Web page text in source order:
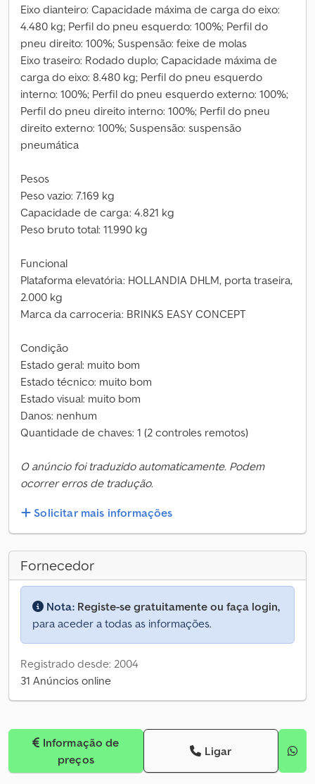
Eixo dianteiro: Capacidade máxima de carga do eixo:
4.480 kg; Perfil do pneu esquerdo: 100%; Perfil do
pneu direito: 100%; Suspensão: feixe de molas
Eixo traseiro: Rodado duplo; Capacidade máxima de
carga do eixo: 8.480 kg; Perfil do pneu esquerdo
interno: 100%; Perfil do pneu esquerdo externo: 100%;
Perfil do pneu direito interno: 100%; Perfil do pneu
direito externo: 100%; Suspensão: suspensão
pneumática
Pesos
Peso vazio: 7.169 kg
Capacidade de carga: 4.821 kg
Peso bruto total: 11.990 kg
Funcional
Plataforma elevatória: HOLLANDIA DHLM, porta traseira,
2.000 kg
Marca da carroceria: BRINKS EASY CONCEPT
Condição
Estado geral: muito bom
Estado técnico: muito bom
Estado visual: muito bom
Danos: nenhum
Quantidade de chaves: 1 (2 controles remotos)
O anúncio foi traduzido automaticamente. Podem
ocorrer erros de tradução.
Solicitar mais informações
Fornecedor
Nota: Registe-se gratuitamente ou faça login,
para aceder a todas as informações.
Registrado desde: 2004
31 Anúncios online
preços
Ligar